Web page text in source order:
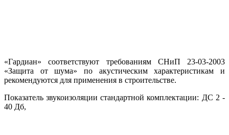
«Гардиан» соответствуют требованиям СНиП 23-03-2003
«Защита от шума» по акустическим характеристикам и
рекомендуются для применения в строительстве.
Показатель звукоизоляции стандартной комплектации: ДС 2 -
40 Дб,